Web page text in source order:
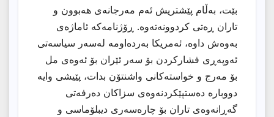
بێت، بەڵام پێشتریش ئەم مەرجانەی هەبوون و
تاران ڕەتی كردوونەتەوە. ڕۆژنامەكە ئاماژەی
بەوەش داوە، ئەمریكا بەردەاومە لەسەر سیاسەتی
ئەوپەڕی فشاركردن بۆ سەر ئێران بۆ ئەوەی مل
بۆ مەرج و خواستەكانی واشنتۆن بدات، پێیشی وایە
دووبارە دەستپێكردنەوەی سزاكان دەرفەتی
گەڕانەوەی تاران بۆ چارەسەری دیبلۆماسی و